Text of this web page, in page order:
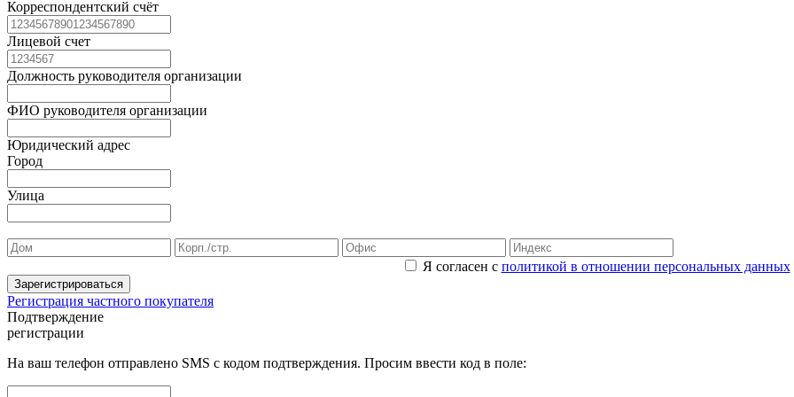
Корреспондентский счёт
Лицевой счет
Должность руководителя организации
ФИО руководителя организации
Юридический адрес
Город
Улица
Я согласен с политикой в отношении персональных данных
Зарегистрироваться
Регистрация частного покупателя
Подтверждение
регистрации
На ваш телефон отправлено SMS с кодом подтверждения. Просим ввести код в поле: